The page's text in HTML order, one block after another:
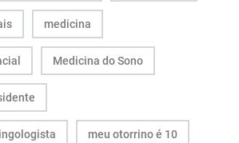
medicina
Medicina do Sono
meu otorrino é 10